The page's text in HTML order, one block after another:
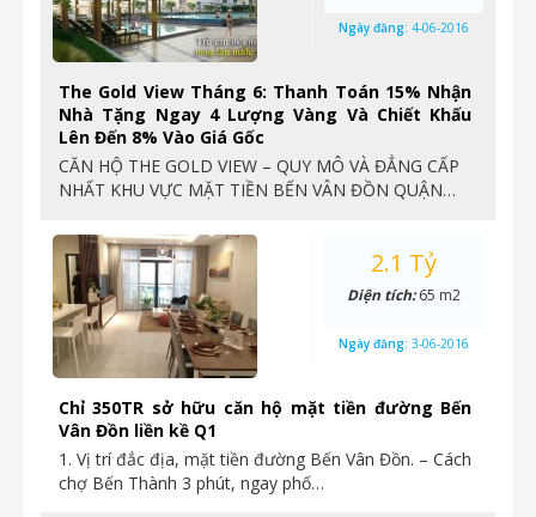
The Gold View Tháng 6: Thanh Toán 15% Nhận
Nhà Tặng Ngay 4 Lượng Vàng Và Chiết Khấu
Lên Đến 8% Vào Giá Gốc
CĂN HỘ THE GOLD VIEW – QUY MÔ VÀ ĐẲNG CẤP
NHẤT KHU VỰC MẶT TIỀN BẾN VÂN ĐỒN QUẬN…
Ngày đăng: 4-06-2016
Chỉ 350TR sở hữu căn hộ mặt tiền đường Bến
Vân Đồn liền kề Q1
1. Vị trí đắc địa, mặt tiền đường Bến Vân Đồn. – Cách
chợ Bến Thành 3 phút, ngay phố…
2.1 Tỷ
Diện tích:65 m2
Ngày đăng: 3-06-2016